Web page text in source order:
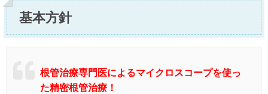
基本方針
根管治療専門医によるマイクロスコープを使っ
た精密根管治療！